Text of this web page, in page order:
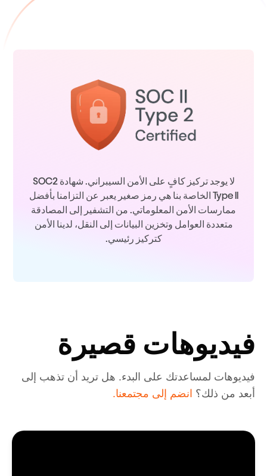
لا يوجد تركيز كافٍ على الأمن السيبراني. شهادة SOC2
Type II الخاصة بنا هي رمز صغير يعبر عن التزامنا بأفضل
ممارسات الأمن المعلوماتي. من التشفير إلى المصادقة
متعددة العوامل وتخزين البيانات إلى النقل، لدينا الأمن
كتركيز رئيسي.
فيديوهات قصيرة
فيديوهات لمساعدتك على البدء. هل تريد أن تذهب إلى
أبعد من ذلك؟ انضم إلى مجتمعنا.